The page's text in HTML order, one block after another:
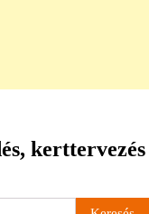
kerttervezés